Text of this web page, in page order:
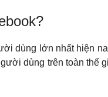
dùng lớn nhất hiện
dùng trên toàn thế